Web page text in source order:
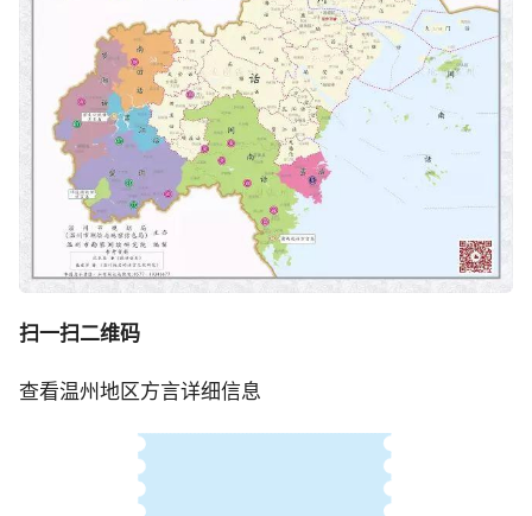
扫一扫二维码
查看温州地区方言详细信息